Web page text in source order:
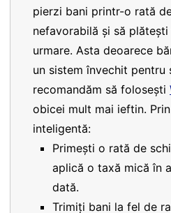
pierzi bani printr-o rată
nefavorabilă și să
urmare. Asta deoarece
un sistem învechit pentru
recomandăm să folosești
obicei mult mai ieftin.
inteligentă:
Primești o rată de
aplică o taxă mică în
dată.
Trimiți bani la fel de